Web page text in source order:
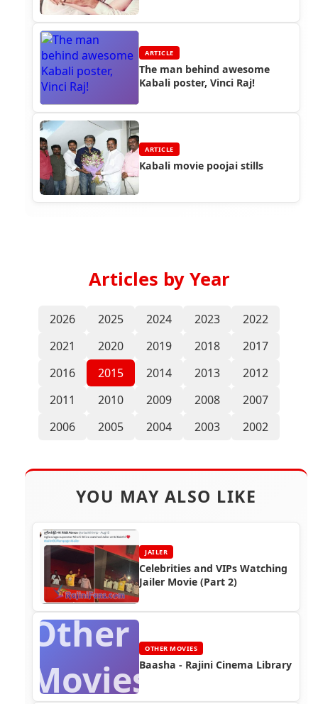
ARTICLE
The man behind awesome
Kabali poster, Vinci Raj!
ARTICLE
Kabali movie poojai stills
Articles by Year
2026 2025 2024 2023
2022
2021
2020 2019 2018
2017
2016
2015 2014 2013
2012
2011
2010 2009 2008
2007
2006
2005 2004 2003 2002
YOU MAY ALSO LIKE
JAILER
Celebrities and VIPs Watching
Jailer Movie (Part 2)
Other
Movies
OTHER MOVIES
Baasha - Rajini Cinema Library